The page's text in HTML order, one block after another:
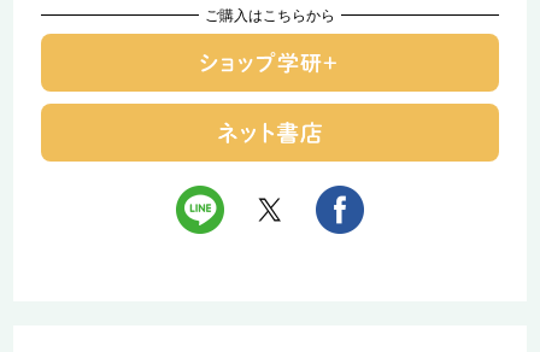
ご購入はこちらから